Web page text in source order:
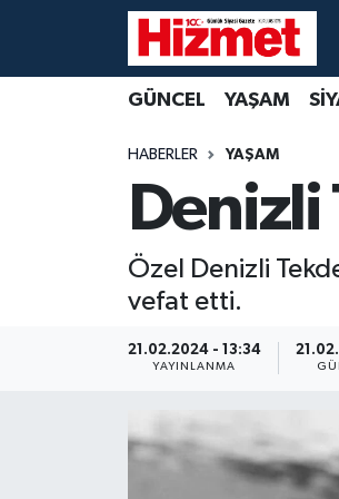
GÜNCEL YAŞAM
HABERLER YAŞAM
Denizli
Özel Denizli
vefat etti.
21.02.2024 - 13:34
YAYINLANMA
EKONOMİ
KÜLTÜR SANAT
Denizli Nöbetçi Eczaneler
Denizli Trafik Yoğunluk Haritası
Süper Lig Puan Durumu ve
Tüm Manşetler
Son Dakika Haberleri